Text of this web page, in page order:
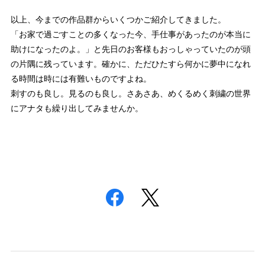
以上、今までの作品群からいくつかご紹介してきました。
「お家で過ごすことの多くなった今、手仕事があったのが本当に
助けになったのよ。」と先日のお客様もおっしゃっていたのが頭
の片隅に残っています。確かに、ただひたすら何かに夢中になれ
る時間は時には有難いものですよね。
刺すのも良し。見るのも良し。さあさあ、めくるめく刺繍の世界
にアナタも繰り出してみませんか。